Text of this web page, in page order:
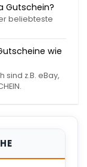
Gutschein?
beliebteste
wie
z.B. eBay,